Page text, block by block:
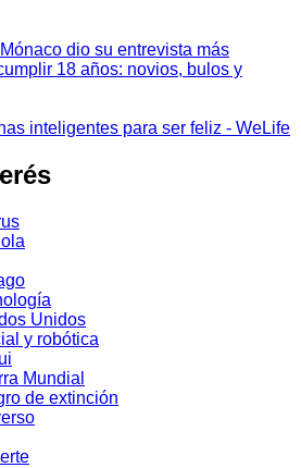
dio su entrevista más
18 años: novios, bulos y
inteligentes para ser feliz - WeLife
Unidos
y robótica
Mundial
de extinción